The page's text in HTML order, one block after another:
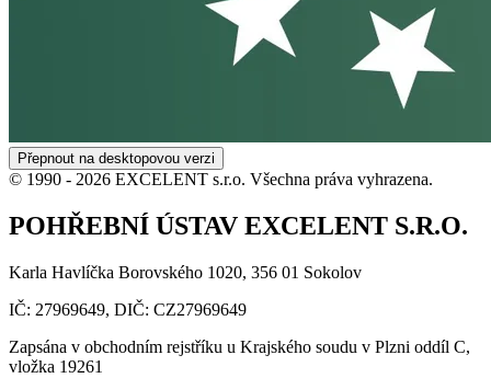
Přepnout na desktopovou verzi
© 1990 - 2026 EXCELENT s.r.o. Všechna práva vyhrazena.
POHŘEBNÍ ÚSTAV EXCELENT S.R.O.
Karla Havlíčka Borovského 1020, 356 01 Sokolov
IČ: 27969649, DIČ: CZ27969649
Zapsána v obchodním rejstříku u Krajského soudu v Plzni oddíl C,
vložka 19261